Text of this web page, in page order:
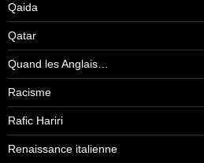
Qaida
Qatar
Quand les Anglais…
Racisme
Rafic Hariri
Renaissance italienne